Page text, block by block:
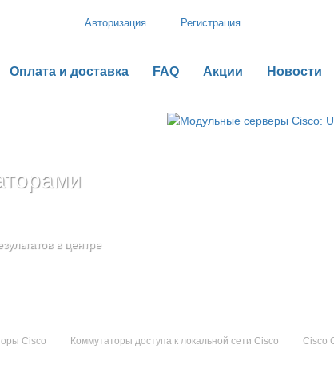
Авторизация Регистрация
Оплата и доставка FAQ Акции Новости
в центре
серии C
B
Cisco Коммутаторы доступа к локальной сети Cisco Cisco